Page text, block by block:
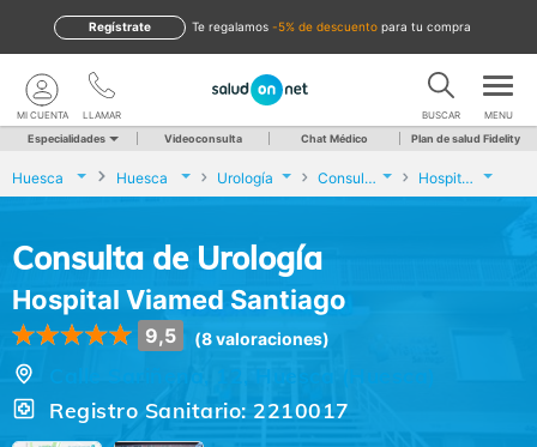
te regalamos -5% de descuento para tu compra
Regístrate
LLAMAR
MI CUENTA BUSCAR MENU
Especialidades Videoconsulta Chat Médico Plan de salud Fidelity
Huesca Huesca Urología Consulta de Urología Hospital Viamed Santiago
Consulta de Urología
Hospital Viamed Santiago
9,5 (8 valoraciones)
Calle Sariñena, 12, Huesca (Huesca)
Registro Sanitario: 2210017